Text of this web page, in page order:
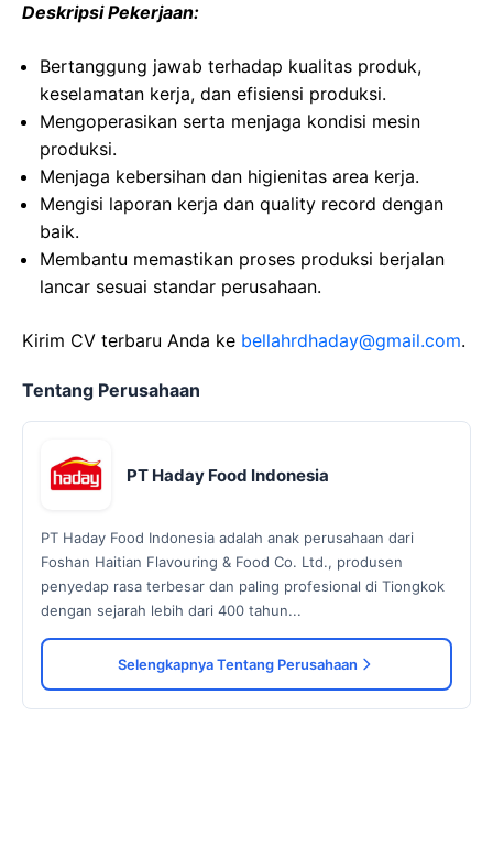
Deskripsi Pekerjaan:
Bertanggung jawab terhadap kualitas produk,
keselamatan kerja, dan efisiensi produksi.
Mengoperasikan serta menjaga kondisi mesin
produksi.
Menjaga kebersihan dan higienitas area kerja.
Mengisi laporan kerja dan quality record dengan
baik.
Membantu memastikan proses produksi berjalan
lancar sesuai standar perusahaan.
Kirim CV terbaru Anda ke bellahrdhaday@gmail.com.
Tentang Perusahaan
PT Haday Food Indonesia
PT Haday Food Indonesia adalah anak perusahaan dari
Foshan Haitian Flavouring & Food Co. Ltd., produsen
penyedap rasa terbesar dan paling profesional di Tiongkok
dengan sejarah lebih dari 400 tahun...
Selengkapnya Tentang Perusahaan